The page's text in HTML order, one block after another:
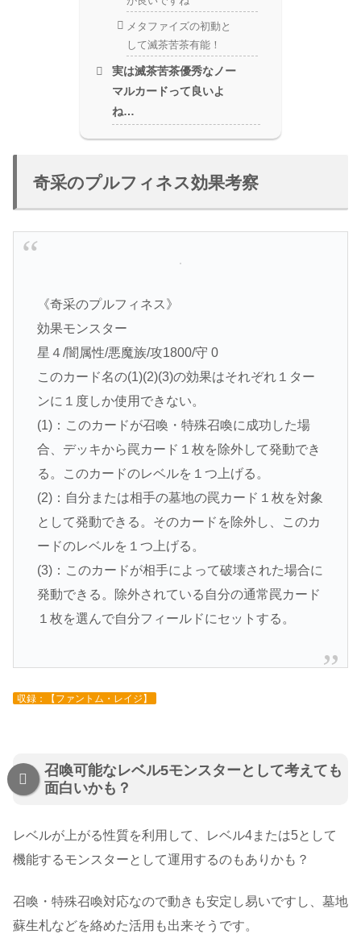
メタファイズの初動と
して滅茶苦茶有能！
実は滅茶苦茶優秀なノー
マルカードって良いよ
ね…
奇采のプルフィネス効果考察
《奇采のプルフィネス》
効果モンスター
星４/闇属性/悪魔族/攻1800/守 0
このカード名の(1)(2)(3)の効果はそれぞれ１ター
ンに１度しか使用できない。
(1)：このカードが召喚・特殊召喚に成功した場
合、デッキから罠カード１枚を除外して発動でき
る。このカードのレベルを１つ上げる。
(2)：自分または相手の墓地の罠カード１枚を対象
として発動できる。そのカードを除外し、このカ
ードのレベルを１つ上げる。
(3)：このカードが相手によって破壊された場合に
発動できる。除外されている自分の通常罠カード
１枚を選んで自分フィールドにセットする。
収録：【ファントム・レイジ】
召喚可能なレベル5モンスターとして考えても
面白いかも？
レベルが上がる性質を利用して、レベル4または5として
機能するモンスターとして運用するのもありかも？
召喚・特殊召喚対応なので動きも安定し易いですし、墓地
蘇生札などを絡めた活用も出来そうです。